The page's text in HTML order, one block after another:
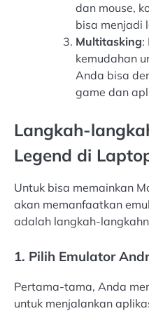
dan mouse,
bisa menjadi
Multitasking:
kemudahan
Anda bisa
game dan
Langkah-
Legend di
Untuk bisa memainkan
akan memanfaatkan
adalah langkah-
1. Pilih Emulator
Pertama-tama, Anda
untuk menjalankan